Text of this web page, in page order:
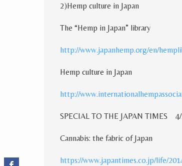
2)Hemp culture in Japan
The “Hemp in Japan” library
http://www.japanhemp.org/en/
Hemp culture in Japan
http://
SPECIAL TO THE JAPAN TIMES
Cannabis: the fabric of Japan
https://www.japantimes.co.jp/life/